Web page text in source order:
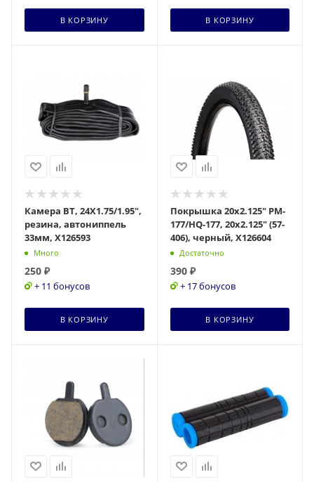
В КОРЗИНУ В КОРЗИНУ
Камера BT, 24Х1.75/1.95",
резина, автониппель
33мм, Х126593
Много
250 ₽
+ 11 бонусов
В КОРЗИНУ
Покрышка 20х2.125" PM-
177/HQ-177, 20х2.125" (57-
406), черный, Х126604
Достаточно
390₽
+ 17 бонусов
В КОРЗИНУ